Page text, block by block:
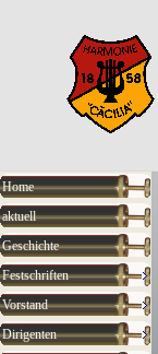
Home
aktuell
Geschichte
Festschriften
Vorstand
Dirigenten